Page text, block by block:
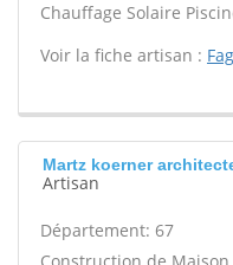
Chauffage Solaire
Voir la fiche artisan :
Martz koerner
Artisan
Département: 67